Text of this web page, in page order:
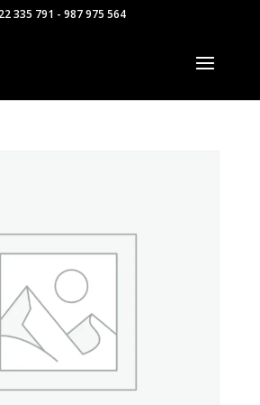
335 791 - 987 975 564